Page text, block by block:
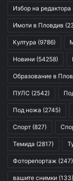
Избор на редактора
Имоти в Пловдив
Култура (9786)
Новини (54258)
Образование в
ПУЛС (2542)
Под ножа (2745)
Спорт (827)
Темида (2817)
Фоторепортаж (247)
вашите снимки (133)